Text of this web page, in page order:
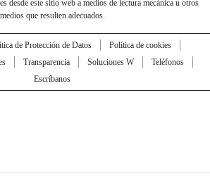
desde este sitio web a medios de lectura mecánica u otros
medios que resulten adecuados.
de Protección de Datos
Política de cookies
Transparencia Soluciones W
Teléfonos
Escríbanos